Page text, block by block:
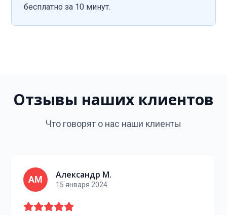
бесплатно за 10 минут.
Отзывы наших клиентов
Что говорят о нас наши клиенты
АМ Александр М.
15 января 2024